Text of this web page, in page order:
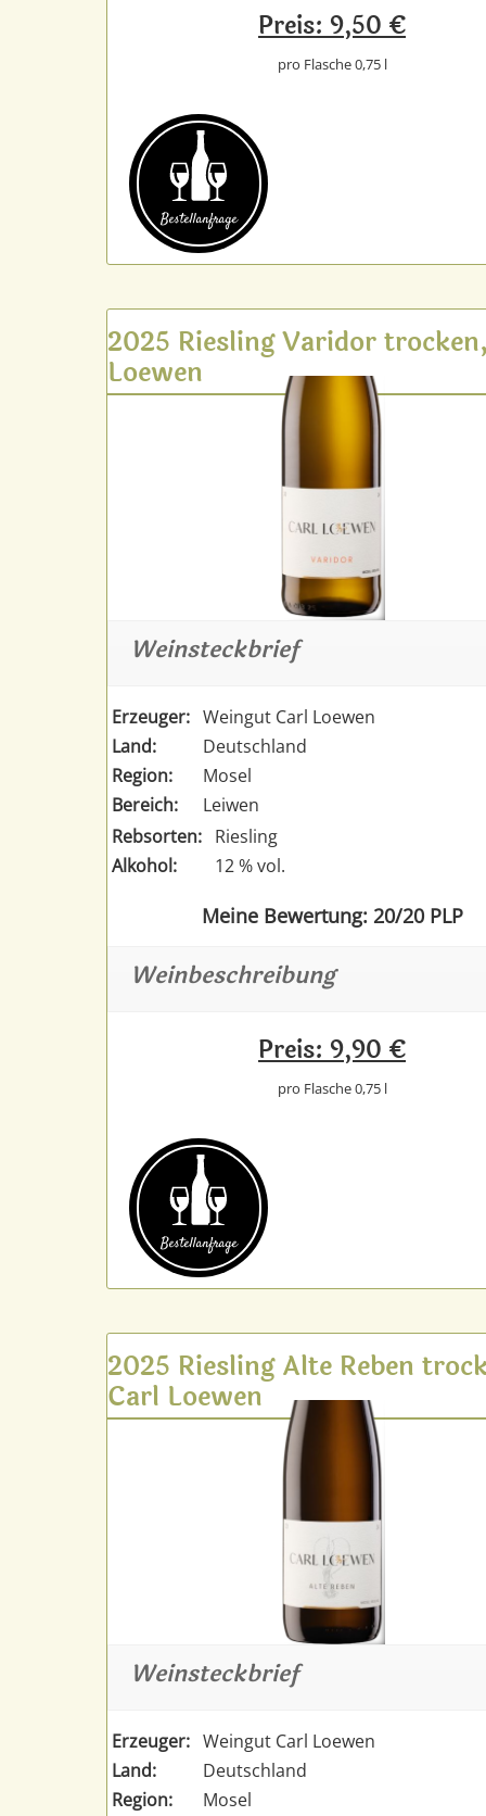
Preis: 9,50 €
pro Flasche 0,75 l
Bestell­anfrage
2025 Riesling Varidor
Loewen
Weinsteckbrief
Erzeuger: Weingut Carl Loewen
Land:
Deutschland
Region:
Mosel
Bereich:
Leiwen
Rebsorten: Riesling
Alkohol:
12 % vol.
Meine Bewertung: 20/20 PLP
Weinbeschreibung
Preis: 9,90 €
pro Flasche 0,75 l
Bestell­anfrage
2025 Riesling Alte Reben
Carl Loewen
Weinsteckbrief
Erzeuger: Weingut Carl Loewen
Land:
Deutschland
Region:
Mosel